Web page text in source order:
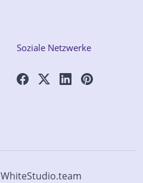
Soziale Netzwerke
WhiteStudio.team